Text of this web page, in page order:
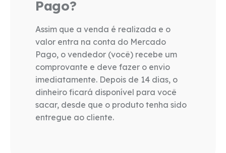
Pago?
Assim que a venda é realizada e o
valor entra na conta do Mercado
Pago, o vendedor (você) recebe um
comprovante e deve fazer o envio
imediatamente. Depois de 14 dias, o
dinheiro ficará disponível para você
sacar, desde que o produto tenha sido
entregue ao cliente.